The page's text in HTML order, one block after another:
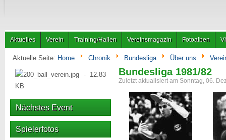
Aktuelles Verein Training/Hallen Vereinsmagazin Fotoalben
Aktuelle Seite: Home Chronik Bundesliga Über uns
Bundesliga 1981/82
Zuletzt aktualisiert am Sonntag, 06.
Nächstes Event
Spielerfotos